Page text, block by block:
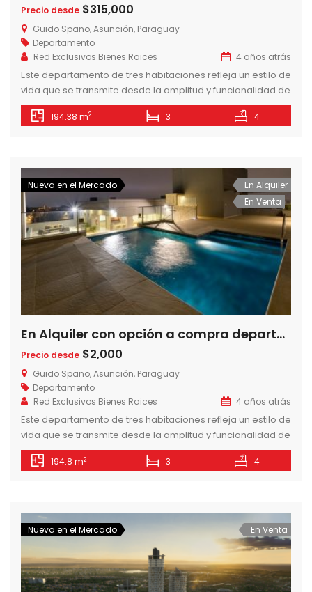
Precio desde $315,000
Guido Spano, Asunción, Paraguay
Departamento
Red Exclusivos Bienes Raices
4 años atrás
Este departamento de tres habitaciones refleja un estilo de
vida que se transmite desde la amplitud y funcionalidad de
sus espacios. La habitación master cuenta con su propio
vestidor, mientras que las junior cuentan con placares
amoblada y […]
194.38 m2 3 4
Nueva en el Mercado
En Alquiler
En Venta
En Alquiler con opción a compra departamentos de 3 dormitorios en Torre Guido Spano, Barrio Herrera, Asuncion-Paraguay
Precio desde $2,000
Guido Spano, Asunción, Paraguay
Departamento
Red Exclusivos Bienes Raices
4 años atrás
Este departamento de tres habitaciones refleja un estilo de
vida que se transmite desde la amplitud y funcionalidad de
sus espacios. La habitación master cuenta con su propio
vestidor, mientras que las junior cuentan con placares
amoblada y […]
194.8 m2 3 4
Nueva en el Mercado En Venta